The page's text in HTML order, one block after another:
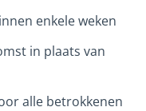
enkele weken
in plaats van
alle betrokkenen